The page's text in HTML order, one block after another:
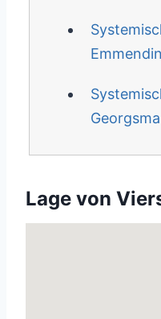
Lage von